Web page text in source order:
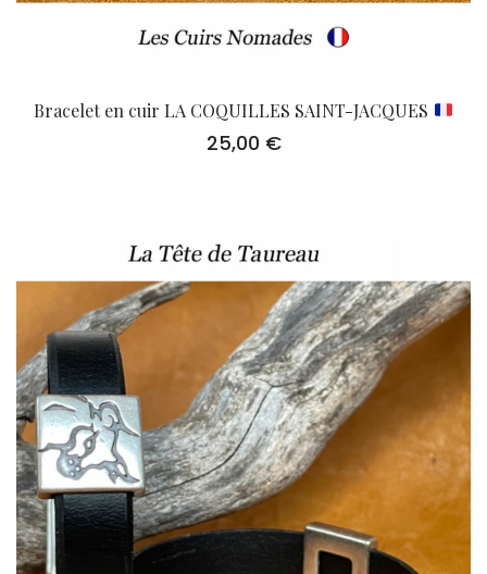
Bracelet en cuir LA COQUILLES SAINT-JACQUES
25,00 €